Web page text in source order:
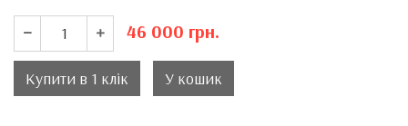
46 000 грн.
Купити в 1 клік У кошик